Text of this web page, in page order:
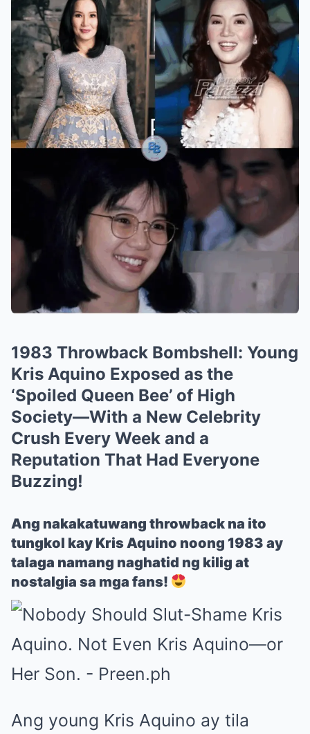
1983 Throwback Bombshell: Young
Kris Aquino Exposed as the
‘Spoiled Queen Bee’ of High
Society—With a New Celebrity
Crush Every Week and a
Reputation That Had Everyone
Buzzing!
Ang nakakatuwang throwback na ito
tungkol kay Kris Aquino noong 1983 ay
talaga namang naghatid ng kilig at
nostalgia sa mga fans!
Ang young Kris Aquino ay tila